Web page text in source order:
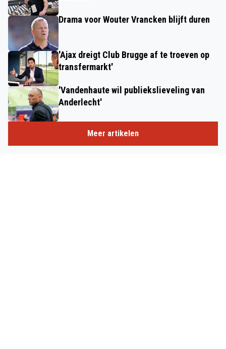
Drama voor Wouter Vrancken blijft duren
'Ajax dreigt Club Brugge af te troeven op
transfermarkt'
'Vandenhaute wil publiekslieveling van
Anderlecht'
Meer artikelen